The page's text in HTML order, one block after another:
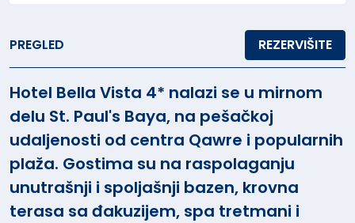
PREGLED REZERVIŠITE
Hotel Bella Vista 4* nalazi se u mirnom
delu St. Paul's Baya, na pešačkoj
udaljenosti od centra Qawre i popularnih
plaža. Gostima su na raspolaganju
unutrašnji i spoljašnji bazen, krovna
terasa sa đakuzijem, spa tretmani i